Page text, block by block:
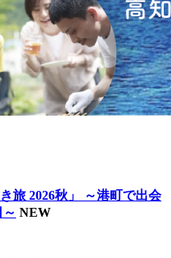
旅 2026秋」 ～港町で出会
NEW